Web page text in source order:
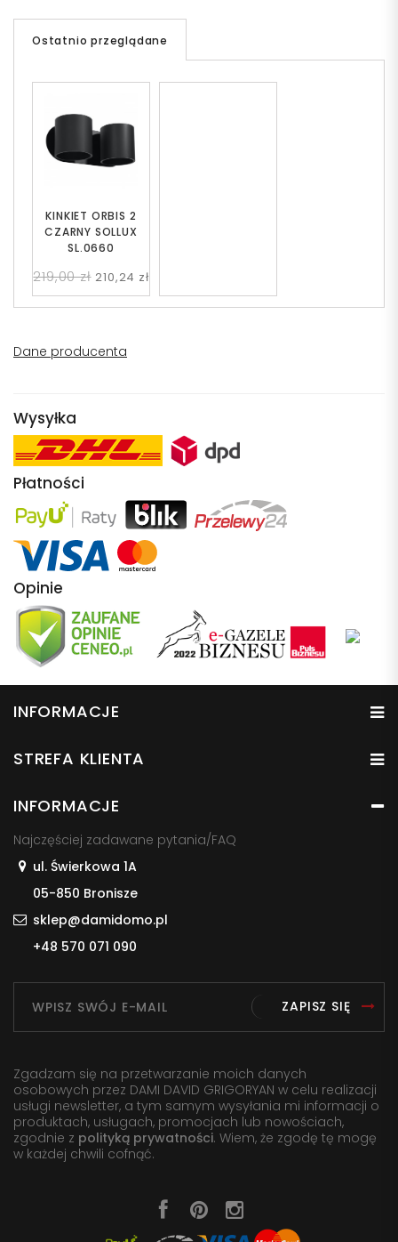
Ostatnio przeglądane
KINKIET ORBIS 2
CZARNY SOLLUX
SL.0660
219,00 zł 210,24 zł
Dane producenta
Wysyłka
Płatności
Opinie
INFORMACJE
STREFA KLIENTA
INFORMACJE
Najczęściej zadawane pytania/FAQ
ul. Świerkowa 1A
05-850 Bronisze
sklep@damidomo.pl
+48 570 071 090
ZAPISZ SIĘ
Zgadzam się na przetwarzanie moich danych
osobowych przez DAMI DAVID GRIGORYAN w celu realizacji
usługi newsletter, a tym samym wysyłania mi informacji o
produktach, usługach, promocjach lub nowościach,
zgodnie z polityką prywatności. Wiem, że zgodę tę mogę
w każdej chwili cofnąć.